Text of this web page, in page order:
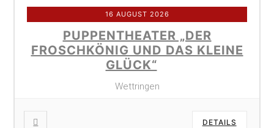
16 AUGUST 2026
PUPPENTHEATER „DER
FROSCHKÖNIG UND DAS KLEINE
GLÜCK“
Wettringen
DETAILS